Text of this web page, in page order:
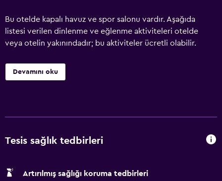
Bu otelde kapalı havuz ve spor salonu vardır. Aşağıda
listesi verilen dinlenme ve eğlenme aktiviteleri otelde
veya otelin yakınındadır; bu aktiviteler ücretli olabilir.
Devamını oku
Tesis sağlık tedbirleri
Artırılmış sağlığı koruma tedbirleri